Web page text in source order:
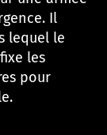
Il
lequel le
les
pour